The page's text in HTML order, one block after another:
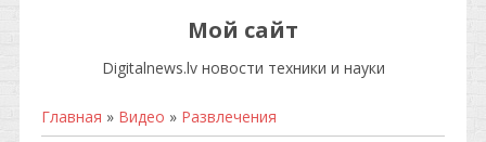
Мой сайт
Digitalnews.lv новости техники и науки
Главная » Видео » Развлечения